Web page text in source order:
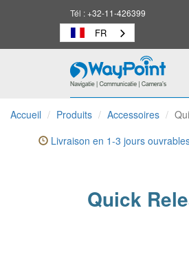
Tél :+32-11-426399
FR
Waypoint
vers
la
page
Accueil Produits Accessoires
Livraison en 1-3 jours
Quick